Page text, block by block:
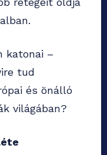
katonai –
tud
és önálló
világában?